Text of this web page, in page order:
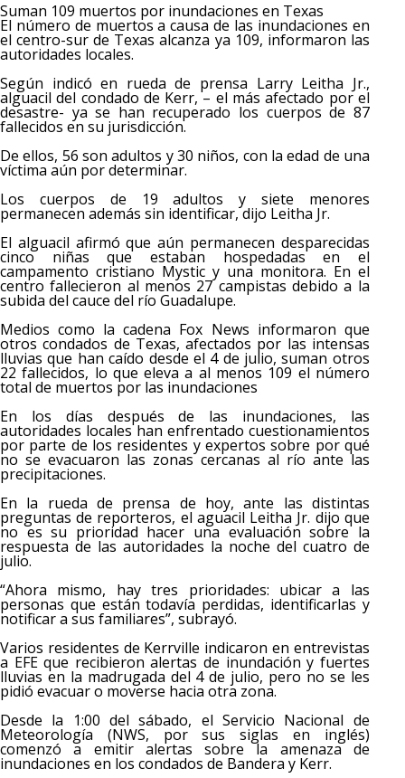
Suman 109 muertos por inundaciones en Texas
El número de muertos a causa de las inundaciones en
el centro-sur de Texas alcanza ya 109, informaron las
autoridades locales.
Según indicó en rueda de prensa Larry Leitha Jr.,
alguacil del condado de Kerr, – el más afectado por el
desastre- ya se han recuperado los cuerpos de 87
fallecidos en su jurisdicción.
De ellos, 56 son adultos y 30 niños, con la edad de una
víctima aún por determinar.
Los cuerpos de 19 adultos y siete menores
permanecen además sin identificar, dijo Leitha Jr.
El alguacil afirmó que aún permanecen desparecidas
cinco niñas que estaban hospedadas en el
campamento cristiano Mystic y una monitora. En el
centro fallecieron al menos 27 campistas debido a la
subida del cauce del río Guadalupe.
Medios como la cadena Fox News informaron que
otros condados de Texas, afectados por las intensas
lluvias que han caído desde el 4 de julio, suman otros
22 fallecidos, lo que eleva a al menos 109 el número
total de muertos por las inundaciones
En los días después de las inundaciones, las
autoridades locales han enfrentado cuestionamientos
por parte de los residentes y expertos sobre por qué
no se evacuaron las zonas cercanas al río ante las
precipitaciones.
En la rueda de prensa de hoy, ante las distintas
preguntas de reporteros, el aguacil Leitha Jr. dijo que
no es su prioridad hacer una evaluación sobre la
respuesta de las autoridades la noche del cuatro de
julio.
“Ahora mismo, hay tres prioridades: ubicar a las
personas que están todavía perdidas, identificarlas y
notificar a sus familiares”, subrayó.
Varios residentes de Kerrville indicaron en entrevistas
a EFE que recibieron alertas de inundación y fuertes
lluvias en la madrugada del 4 de julio, pero no se les
pidió evacuar o moverse hacia otra zona.
Desde la 1:00 del sábado, el Servicio Nacional de
Meteorología (NWS, por sus siglas en inglés)
comenzó a emitir alertas sobre la amenaza de
inundaciones en los condados de Bandera y Kerr.